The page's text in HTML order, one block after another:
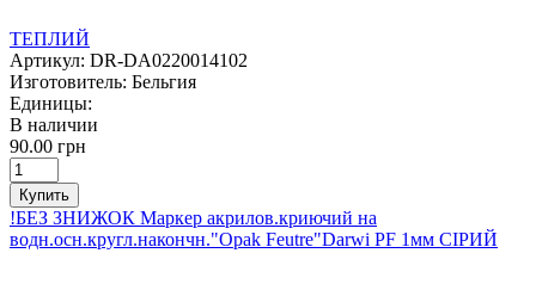
ТЕПЛИЙ
Артикул: DR-DA0220014102
Изготовитель: Бельгия
Единицы:
В наличии
90.00 грн
Купить
!БЕЗ ЗНИЖОК Маркер акрилов.криючий на
водн.осн.кругл.накончн."Opak Feutre"Darwi PF 1мм СІРИЙ